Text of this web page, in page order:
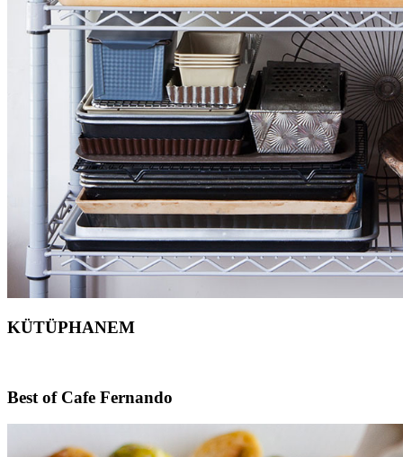
KÜTÜPHANEM
Footer
Best of Cafe Fernando